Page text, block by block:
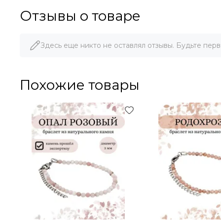
Отзывы о товаре
Здесь еще никто не оставлял отзывы. Будьте
Похожие товары